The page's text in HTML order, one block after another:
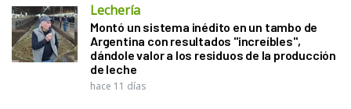
Lechería
Montó un sistema inédito en un tambo de
Argentina con resultados "increíbles",
dándole valor a los residuos de la producción
de leche
hace 11 días